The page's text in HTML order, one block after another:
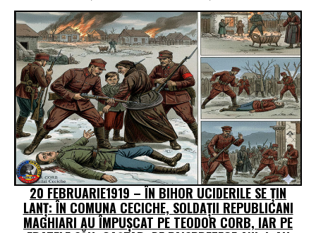
20 FEBRUARIE1919 – ÎN BIHOR UCIDERILE SE ŢIN
LANȚ: ÎN COMUNA CECICHE, SOLDAŢII REPUBLICANI
MAGHIARI AU ÎMPUŞCAT PE TEODOR CORB, IAR PE